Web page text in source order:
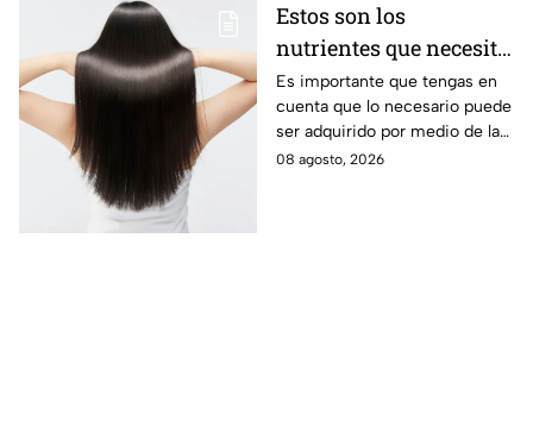
Estos son los
nutrientes que necesita
tu cabello a partir de
los 40 años
Es importante que tengas en
cuenta que lo necesario puede
ser adquirido por medio de la
alimentación.
08 agosto, 2026